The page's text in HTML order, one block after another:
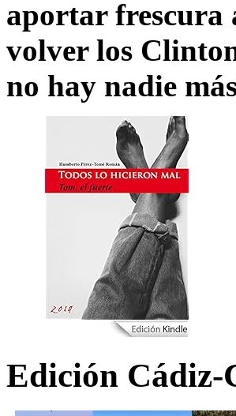
aportar frescura
volver los
no hay nadie
Edición